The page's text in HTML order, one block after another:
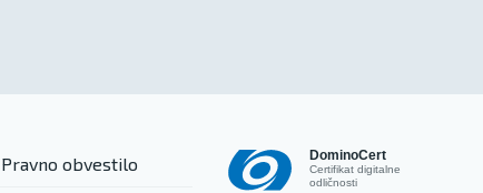
Pravno obvestilo DominoCert
Certifikat digitalne
odličnosti